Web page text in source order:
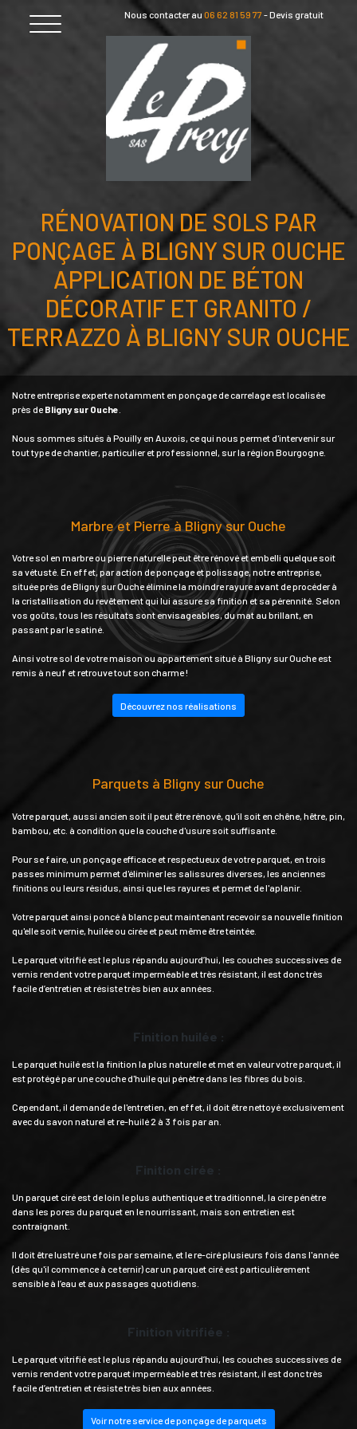
content
Nous contacter au 06 62 81 59 77-Devis gratuit
RÉNOVATION DE SOLS PAR
PONÇAGE À BLIGNY SUR OUCHE
APPLICATION DE BÉTON
DÉCORATIF ET GRANITO /
TERRAZZO À BLIGNY SUR OUCHE
Notre entreprise experte notamment en ponçage de carrelage est localisée
près deBligny sur Ouche
Nous sommes situés à Pouilly en Auxois, ce qui nous permet d'intervenir sur
tout type de chantier, particulier et professionnel, sur la région Bourgogne.
Marbre et Pierre à Bligny sur Ouche
Votre sol en marbre ou pierre naturelle peut être rénové et embelli quelque soit
sa vétusté. En effet, par action de ponçage et polissage, notre entreprise,
située près de Bligny sur Ouche élimine la moindre rayure avant de procéder à
la cristallisation du revêtement qui lui assure sa finition et sa pérennité. Selon
vos goûts, tous les résultats sont envisageables, du mat au brillant, en
passant par le satiné.
Ainsi votre sol de votre maison ou appartement situé à Bligny sur Ouche est
remis à neuf et retrouve tout son charme !
Découvrez nos réalisations
Parquets à Bligny sur Ouche
Votre parquet, aussi ancien soit il peut être rénové, qu'il soit en chêne, hêtre, pin,
bambou, etc. à condition que la couche d'usure soit suffisante.
Pour se faire, un ponçage efficace et respectueux de votre parquet, en trois
passes minimum permet d'éliminer les salissures diverses, les anciennes
finitions ou leurs résidus, ainsi que les rayures et permet de l'aplanir.
Votre parquet ainsi poncé à blanc peut maintenant recevoir sa nouvelle finition
qu'elle soit vernie, huilée ou cirée et peut même être teintée.
Le parquet vitrifié est le plus répandu aujourd’hui, les couches successives de
vernis rendent votre parquet imperméable et très résistant, il est donc très
facile d’entretien et résiste très bien aux années.
Finition huilée :
Le parquet huilé est la finition la plus naturelle et met en valeur votre parquet, il
est protégé par une couche d'huile qui pénètre dans les fibres du bois.
Cependant, il demande de l'entretien, en effet, il doit être nettoyé exclusivement
avec du savon naturel et re-huilé 2 à 3 fois par an.
Finition cirée :
Un parquet ciré est de loin le plus authentique et traditionnel, la cire pénètre
dans les pores du parquet en le nourrissant, mais son entretien est
contraignant.
Il doit être lustré une fois par semaine, et le re-ciré plusieurs fois dans l'année
(dès qu'il commence à ce ternir) car un parquet ciré est particulièrement
sensible à l’eau et aux passages quotidiens.
Finition vitrifiée :
Le parquet vitrifié est le plus répandu aujourd’hui, les couches successives de
vernis rendent votre parquet imperméable et très résistant, il est donc très
facile d’entretien et résiste très bien aux années.
Voir notre service de ponçage de parquets